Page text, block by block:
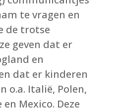
te vragen en
de trotse
geven dat er
en
dat er kinderen
o.a. Italië, Polen,
Mexico. Deze